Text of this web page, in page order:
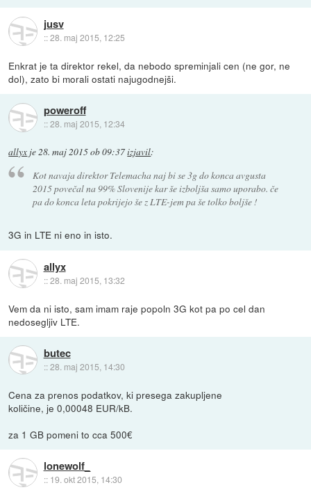
jusv
::28. maj 2015, 12:25
Enkrat je ta direktor rekel, da nebodo spreminjali cen (ne gor, ne
dol), zato bi morali ostati najugodnejši.
poweroff
::28. maj 2015, 12:34
allyx je28. maj 2015 ob 09:37izjavil:
Kot navaja direktor Telemacha naj bi se 3g do konca avgusta
2015 povečal na 99% Slovenije kar še izboljša samo uporabo. če
pa do konca leta pokrijejo še z LTE-jem pa še tolko boljše !
3G in LTE ni eno in isto.
allyx
::28. maj 2015, 13:32
Vem da ni isto, sam imam raje popoln 3G kot pa po cel dan
nedosegljiv LTE.
butec
::28. maj 2015, 14:30
Cena za prenos podatkov, ki presega zakupljene
količine, je 0,00048 EUR/kB.
za 1 GB pomeni to cca 500€
lonewolf_
:: 19. okt 2015, 14:30